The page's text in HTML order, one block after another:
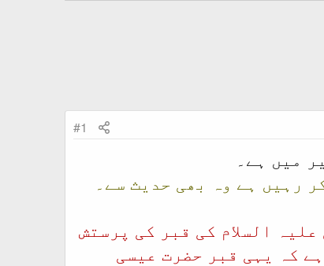
#1
میں ہے۔
رہیں ہے وہ بھی حدیث سے۔
السلام کی قبر کی پرستش
کہ یہی قبر حضرت عیسی